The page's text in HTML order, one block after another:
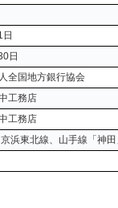
日
全国地方銀行協会
工務店
工務店
浜東北線、山手線「神